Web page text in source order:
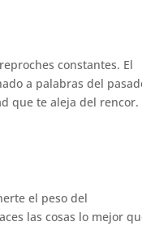
constantes. El
a palabras del
que te aleja del rencor.
el peso del
las cosas lo mejor